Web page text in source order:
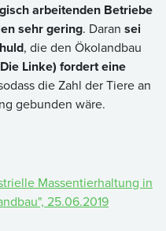
arbeitenden Betriebe
sehr gering. Daran sei
, die den Ökolandbau
Linke) fordert eine
die Zahl der Tiere an
gebunden wäre.
Massentierhaltung in
25.06.2019